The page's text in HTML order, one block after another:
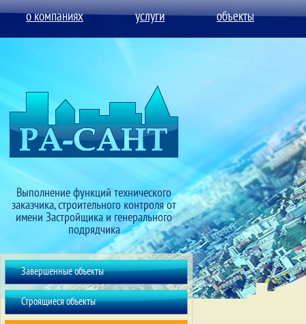
о компаниях услуги объекты
Выполнение функций технического
заказчика, строительного контроля от
имени Застройщика и генерального
подрядчика
Завершенные объекты
Строящиеся объекты